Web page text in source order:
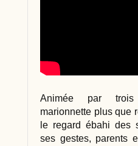
Animée par trois
marionnette plus que
le regard ébahi des
ses gestes, parents